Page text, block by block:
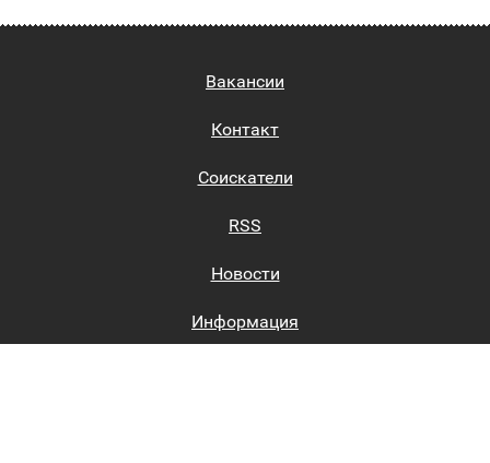
Вакансии
Контакт
Соискатели
RSS
Новости
Информация